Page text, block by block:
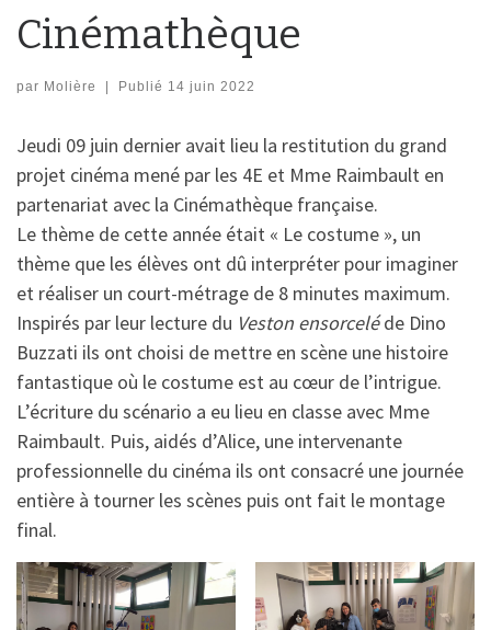
Cinémathèque
par Molière Publié 14 juin 2022
Jeudi 09 juin dernier avait lieu la restitution du grand
projet cinéma mené par les 4E et Mme Raimbault en
partenariat avec la Cinémathèque française.
Le thème de cette année était « Le costume », un
thème que les élèves ont dû interpréter pour imaginer
et réaliser un court-métrage de 8 minutes maximum.
Inspirés par leur lecture du Veston ensorceléde Dino
Buzzati ils ont choisi de mettre en scène une histoire
fantastique où le costume est au cœur de l’intrigue.
L’écriture du scénario a eu lieu en classe avec Mme
Raimbault. Puis, aidés d’Alice, une intervenante
professionnelle du cinéma ils ont consacré une journée
entière à tourner les scènes puis ont fait le montage
final.